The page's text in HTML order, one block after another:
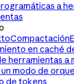
a
Compactación
en caché
herramientas a
modo de
de tokens